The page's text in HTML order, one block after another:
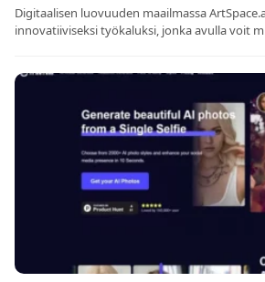
Digitaalisen luovuuden maailmassa
innovatiiviseksi työkaluksi, jonka avulla voit